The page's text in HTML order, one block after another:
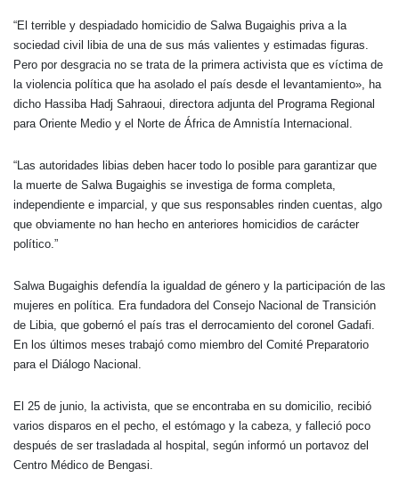
“El terrible y despiadado homicidio de Salwa Bugaighis priva a la
sociedad civil libia de una de sus más valientes y estimadas figuras.
Pero por desgracia no se trata de la primera activista que es víctima de
la violencia política que ha asolado el país desde el levantamiento», ha
dicho Hassiba Hadj Sahraoui, directora adjunta del Programa Regional
para Oriente Medio y el Norte de África de Amnistía Internacional.
“Las autoridades libias deben hacer todo lo posible para garantizar que
la muerte de Salwa Bugaighis se investiga de forma completa,
independiente e imparcial, y que sus responsables rinden cuentas, algo
que obviamente no han hecho en anteriores homicidios de carácter
político.”
Salwa Bugaighis defendía la igualdad de género y la participación de las
mujeres en política. Era fundadora del Consejo Nacional de Transición
de Libia, que gobernó el país tras el derrocamiento del coronel Gadafi.
En los últimos meses trabajó como miembro del Comité Preparatorio
para el Diálogo Nacional.
El 25 de junio, la activista, que se encontraba en su domicilio, recibió
varios disparos en el pecho, el estómago y la cabeza, y falleció poco
después de ser trasladada al hospital, según informó un portavoz del
Centro Médico de Bengasi.